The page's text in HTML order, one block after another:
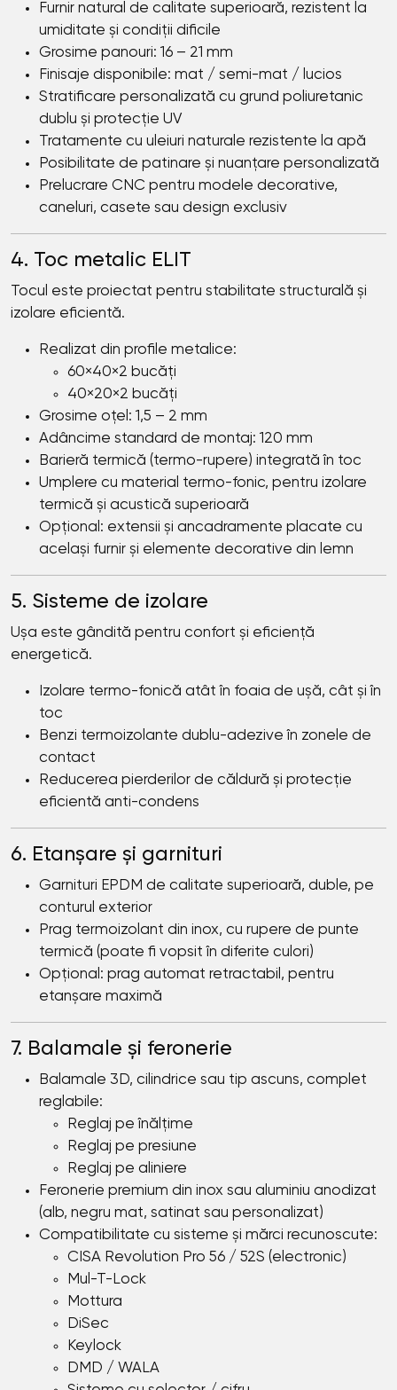
Furnir natural de calitate superioară, rezistent la
umiditate și condiții dificile
Grosime panouri: 16 – 21 mm
Finisaje disponibile: mat / semi-mat / lucios
Stratificare personalizată cu grund poliuretanic
dublu și protecție UV
Tratamente cu uleiuri naturale rezistente la apă
Posibilitate de patinare și nuanțare personalizată
Prelucrare CNC pentru modele decorative,
caneluri, casete sau design exclusiv
4. Toc metalic ELIT
Tocul este proiectat pentru stabilitate structurală și
izolare eficientă.
Realizat din profile metalice:
60×40×2 bucăți
40×20×2 bucăți
Grosime oțel: 1,5 – 2 mm
Adâncime standard de montaj: 120 mm
Barieră termică (termo-rupere) integrată în toc
Umplere cu material termo-fonic, pentru izolare
termică și acustică superioară
Opțional: extensii și ancadramente placate cu
același furnir și elemente decorative din lemn
5. Sisteme de izolare
Ușa este gândită pentru confort și eficiență
energetică.
Izolare termo-fonică atât în foaia de ușă, cât și în
toc
Benzi termoizolante dublu-adezive în zonele de
contact
Reducerea pierderilor de căldură și protecție
eficientă anti-condens
6. Etanșare și garnituri
Garnituri EPDM de calitate superioară, duble, pe
conturul exterior
Prag termoizolant din inox, cu rupere de punte
termică (poate fi vopsit în diferite culori)
Opțional: prag automat retractabil, pentru
etanșare maximă
7. Balamale și feronerie
Balamale 3D, cilindrice sau tip ascuns, complet
reglabile:
Reglaj pe înălțime
Reglaj pe presiune
Reglaj pe aliniere
Feronerie premium din inox sau aluminiu anodizat
(alb, negru mat, satinat sau personalizat)
Compatibilitate cu sisteme și mărci recunoscute:
CISA Revolution Pro 56 / 52S (electronic)
Mul-T-Lock
Mottura
DiSec
Keylock
DMD / WALA